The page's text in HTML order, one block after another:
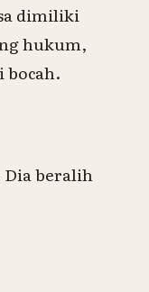
dimiliki
hukum,
bocah.
Dia beralih